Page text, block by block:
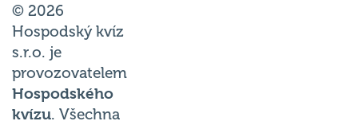
© 2026
Hospodský kvíz
s.r.o. je
provozovatelem
Hospodského
kvízu. Všechna